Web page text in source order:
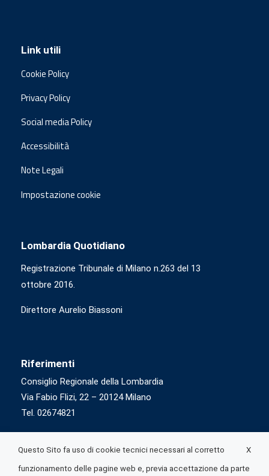
Link utili
Cookie Policy
Privacy Policy
Social media Policy
Accessibilità
Note Legali
Impostazione cookie
Lombardia Quotidiano
Registrazione Tribunale di Milano n.263 del 13
ottobre 2016.
Direttore Aurelio Biassoni
Riferimenti
Consiglio Regionale della Lombardia
Via Fabio Flizi, 22 – 20124 Milano
Tel. 02674821
X
Questo Sito fa uso di cookie tecnici necessari al corretto
funzionamento delle pagine web e, previa accettazione da parte